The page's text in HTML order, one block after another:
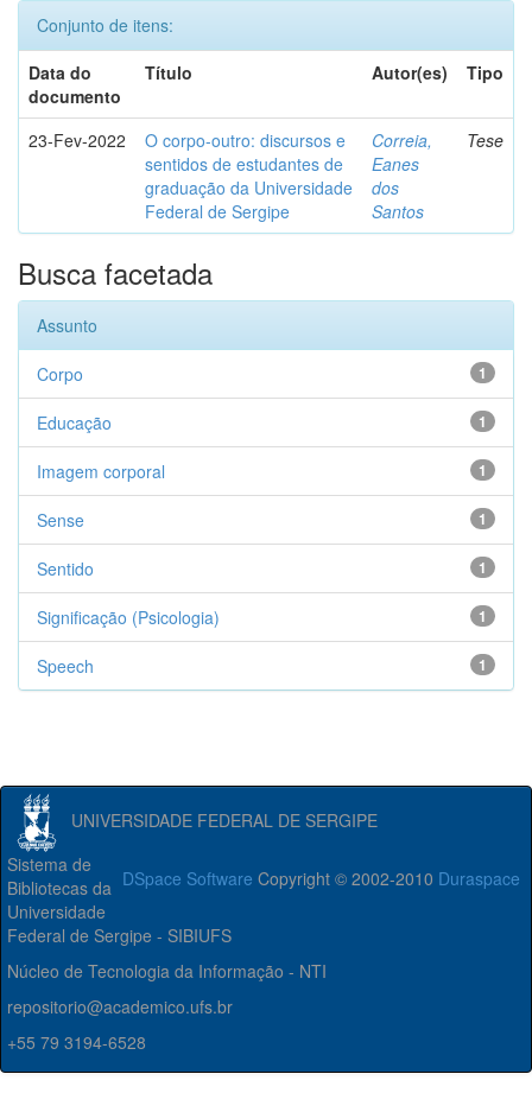
Conjunto de itens:
Data do
documento
Título Autor(es) Tipo
23-Fev-2022
O corpo-outro: discursos e
sentidos de estudantes de
graduação da Universidade
Federal de Sergipe
Correia,
Eanes
dos
Santos
Tese
Busca facetada
Assunto
1
Corpo
1
Educação
1
Imagem corporal
1
Sense
1
Sentido
1
Significação (Psicologia)
1
Speech
UNIVERSIDADE FEDERAL DE SERGIPE
DSpace Software Copyright © 2002-2010 Duraspace
Sistema de
Bibliotecas da
Universidade
Federal de Sergipe - SIBIUFS
Núcleo de Tecnologia da Informação - NTI
repositorio@academico.ufs.br
+55 79 3194-6528